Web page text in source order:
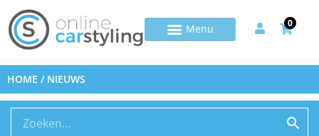
0
HOME / NIEUWS